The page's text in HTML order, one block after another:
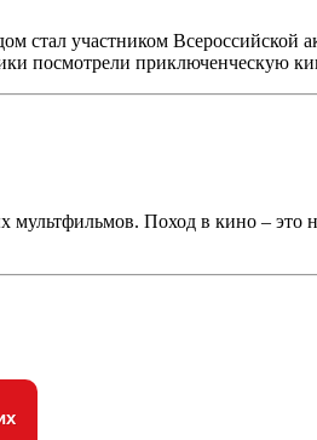
стал участником
посмотрели приключенческую
мультфильмов. Поход в кино – это